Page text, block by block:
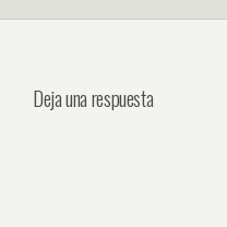
Deja una respuesta